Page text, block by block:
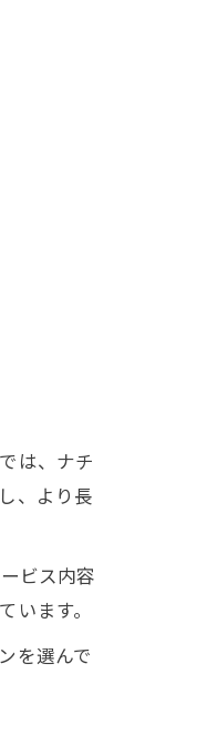
は、ナチ
、より長
ビス内容
ます。
を選んで